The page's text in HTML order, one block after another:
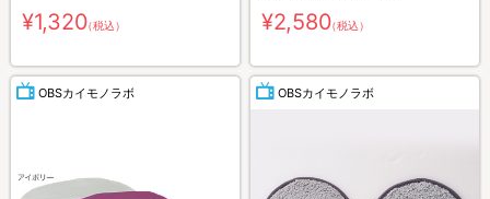
¥1,320（税込） ¥2,580（税込）
OBSカイモノラボ OBSカイモノラボ